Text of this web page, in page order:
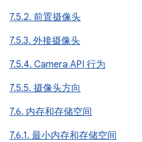
7.5.2. 前置摄像头
7.5.3. 外接摄像头
7.5.4. Camera API 行为
7.5.5. 摄像头方向
7.6. 内存和存储空间
7.6.1. 最小内存和存储空间